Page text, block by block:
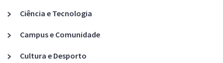
Ciência e Tecnologia
Campus e Comunidade
Cultura e Desporto